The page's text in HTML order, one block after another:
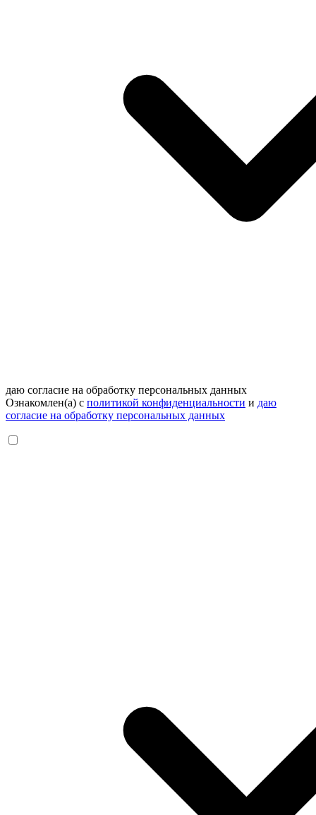
даю согласие на обработку персональных данных
Ознакомлен(а) с политикой конфиденциальности и даю
согласие на обработку персональных данных